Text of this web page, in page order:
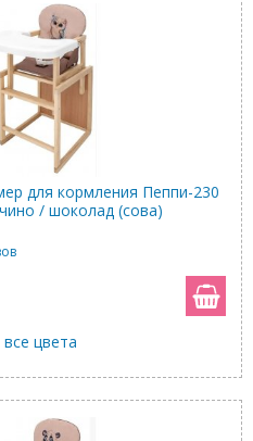
для кормления Пеппи-230
/ шоколад (сова)
все цвета